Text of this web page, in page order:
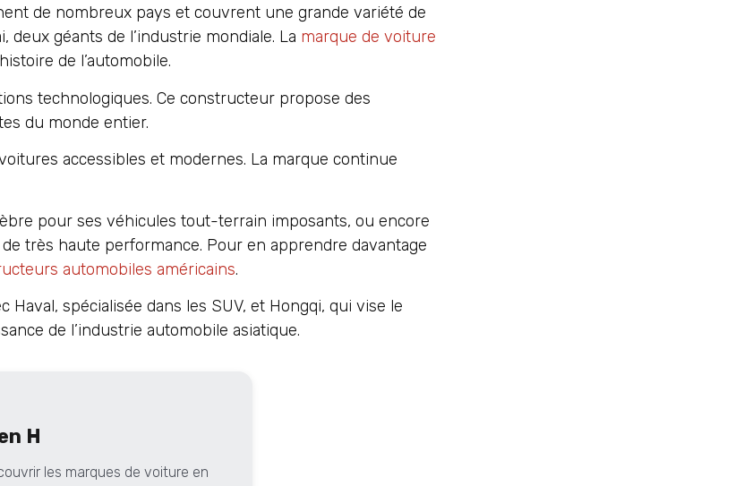
de nombreux pays et couvrent une grande variété de
géants de l’industrie mondiale. La marque de voiture
de l’automobile.
technologiques. Ce constructeur propose des
du monde entier.
accessibles et modernes. La marque continue
pour ses véhicules tout-terrain imposants, ou encore
très haute performance. Pour en apprendre davantage
automobiles américains.
spécialisée dans les SUV, et Hongqi, qui vise le
de l’industrie automobile asiatique.
H
les marques de voiture en